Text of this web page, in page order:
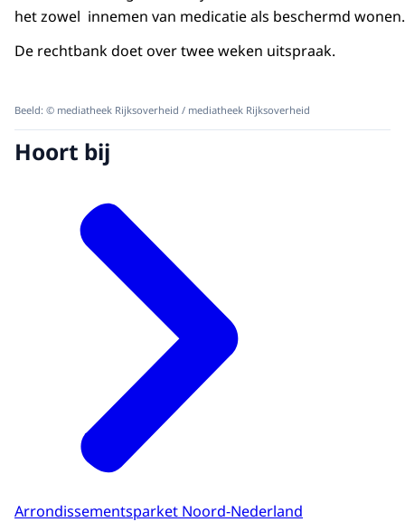
het zowel innemen van medicatie als beschermd
De rechtbank doet over twee weken uitspraak.
Beeld: © mediatheek Rijksoverheid / mediatheek Rijksoverheid
Hoort bij
Arrondissementsparket Noord-Nederland